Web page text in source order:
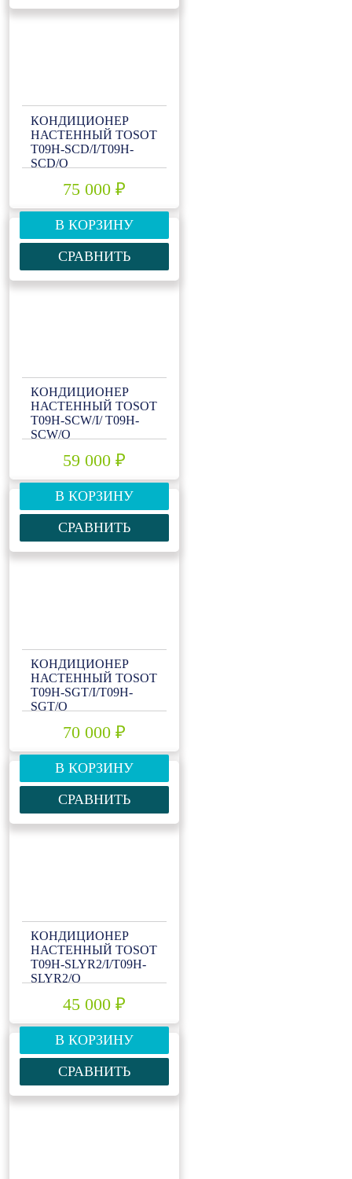
КОНДИЦИОНЕР
НАСТЕННЫЙ TOSOT
T09H-SCD/I/T09H-
SCD/O
75 000 ₽
В КОРЗИНУ
СРАВНИТЬ
КОНДИЦИОНЕР
НАСТЕННЫЙ TOSOT
T09H-SCW/I/ T09H-
SCW/O
59 000 ₽
В КОРЗИНУ
СРАВНИТЬ
КОНДИЦИОНЕР
НАСТЕННЫЙ TOSOT
T09H-SGT/I/T09H-
SGT/O
70 000 ₽
В КОРЗИНУ
СРАВНИТЬ
КОНДИЦИОНЕР
НАСТЕННЫЙ TOSOT
T09H-SLYR2/I/T09H-
SLYR2/O
45 000 ₽
В КОРЗИНУ
СРАВНИТЬ